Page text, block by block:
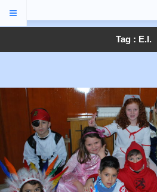
Tag : E.I.